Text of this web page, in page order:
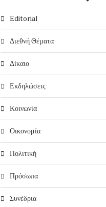
Editorial
Διεθνή Θέματα
Δίκαιο
Εκδηλώσεις
Κοινωνία
Οικονομία
Πολιτική
Πρόσωπα
Συνέδρια